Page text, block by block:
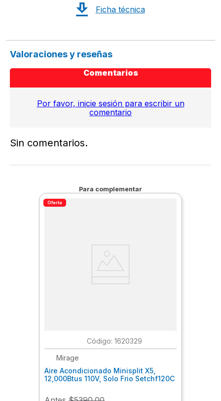
Diámetro de Tubería:  Pulgadas 1/4" - 1/2"
Ficha técnica
Valoraciones y reseñas
Comentarios
Por favor, inicie sesión para escribir un
comentario
Sin comentarios.
Para complementar
Oferta
: 1620329
Mirage
Aire Acondicionado Minisplit X5,
12,000Btus 110V, Solo Frio Setchf120C